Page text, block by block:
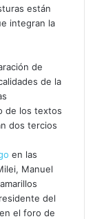
están
integran la
de
de la
de los textos
dos tercios
en las
Manuel
del
el foro de